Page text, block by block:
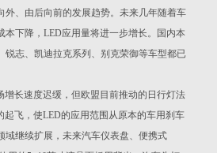
外、由后向前的发展趋势。未来几年随着车
本下降，LED应用量将进一步增长。国内本
锐志、凯迪拉克系列、别克荣御等车型都已
长速度迟缓，但欧盟目前推动的日行灯法
起飞，使LED的应用范围从原本的车用刹车
域继续扩展，未来汽车仪表盘、便携式